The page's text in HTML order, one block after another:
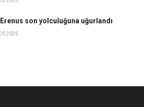
son yolculuğuna uğurlandı
2026